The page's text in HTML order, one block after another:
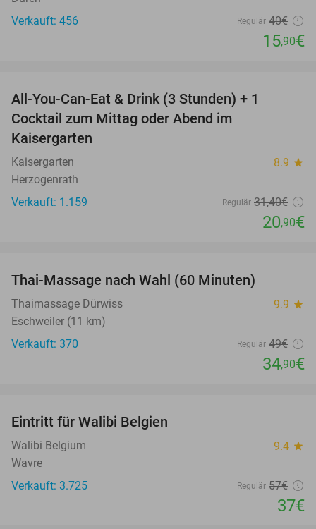
Verkauft: 456
Regulär 40€
15,90€
All-You-Can-Eat & Drink (3 Stunden) + 1
Cocktail zum Mittag oder Abend im
Kaisergarten
Kaisergarten 8.9 star
Herzogenrath
Verkauft: 1.159
Regulär 31,40€
20,90€
Thai-Massage nach Wahl (60 Minuten)
Thaimassage Dürwiss 9.9 star
Eschweiler (11 km)
Verkauft: 370
Regulär 49€
34,90€
Eintritt für Walibi Belgien
Walibi Belgium 9.4 star
Wavre
Verkauft: 3.725
Regulär 57€
37€